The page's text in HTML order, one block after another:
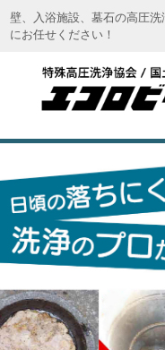
壁、入浴施設、墓石の高圧
にお任せください！
エコロビーム西東